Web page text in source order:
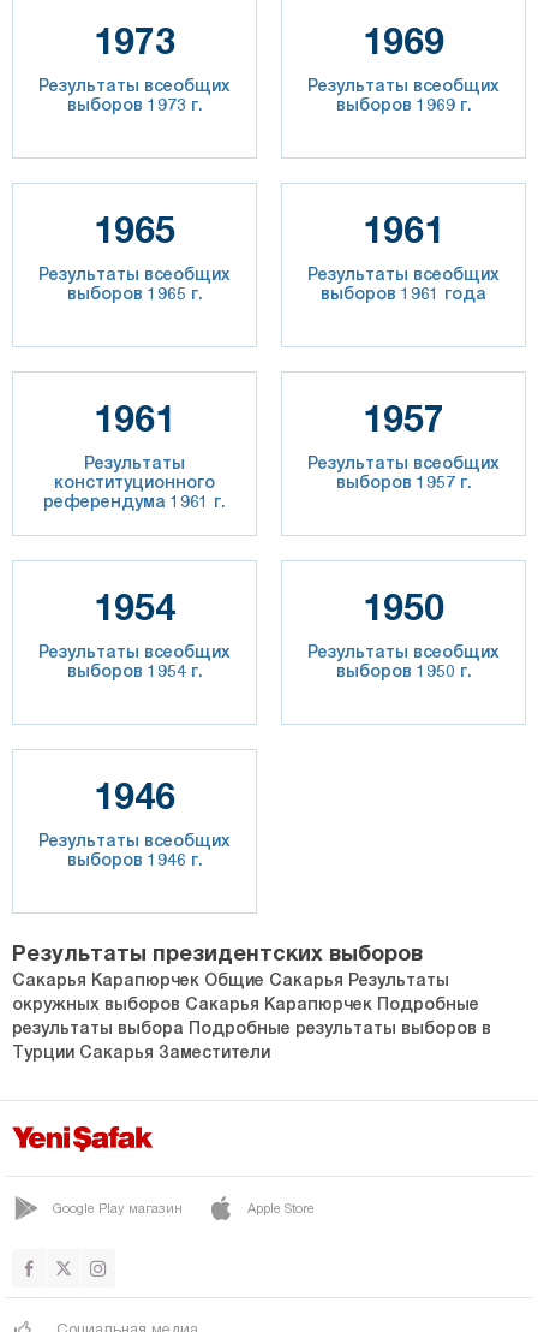
1973
Результаты всеобщих
выборов 1973 г.
1969
Результаты всеобщих
выборов 1969 г.
1965
Результаты всеобщих
выборов 1965 г.
1961
Результаты всеобщих
выборов 1961 года
1961
Результаты
конституционного
референдума 1961 г.
1957
Результаты всеобщих
выборов 1957 г.
1954
Результаты всеобщих
выборов 1954 г.
1950
Результаты всеобщих
выборов 1950 г.
1946
Результаты всеобщих
выборов 1946 г.
Результаты президентских выборов
Сакарья Карапюрчек Общие Сакарья Результаты
окружных выборов Сакарья Карапюрчек Подробные
результаты выбора Подробные результаты выборов в
Турции Сакарья Заместители
Google Play магазин Apple Store